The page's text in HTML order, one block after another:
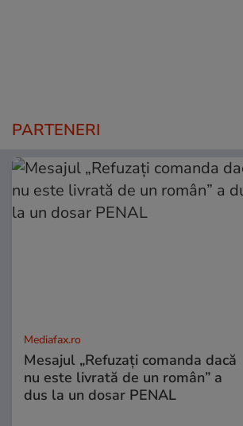
PARTENERI
Mediafax.ro
Mesajul „Refuzați comanda dacă
nu este livrată de un român” a
dus la un dosar PENAL